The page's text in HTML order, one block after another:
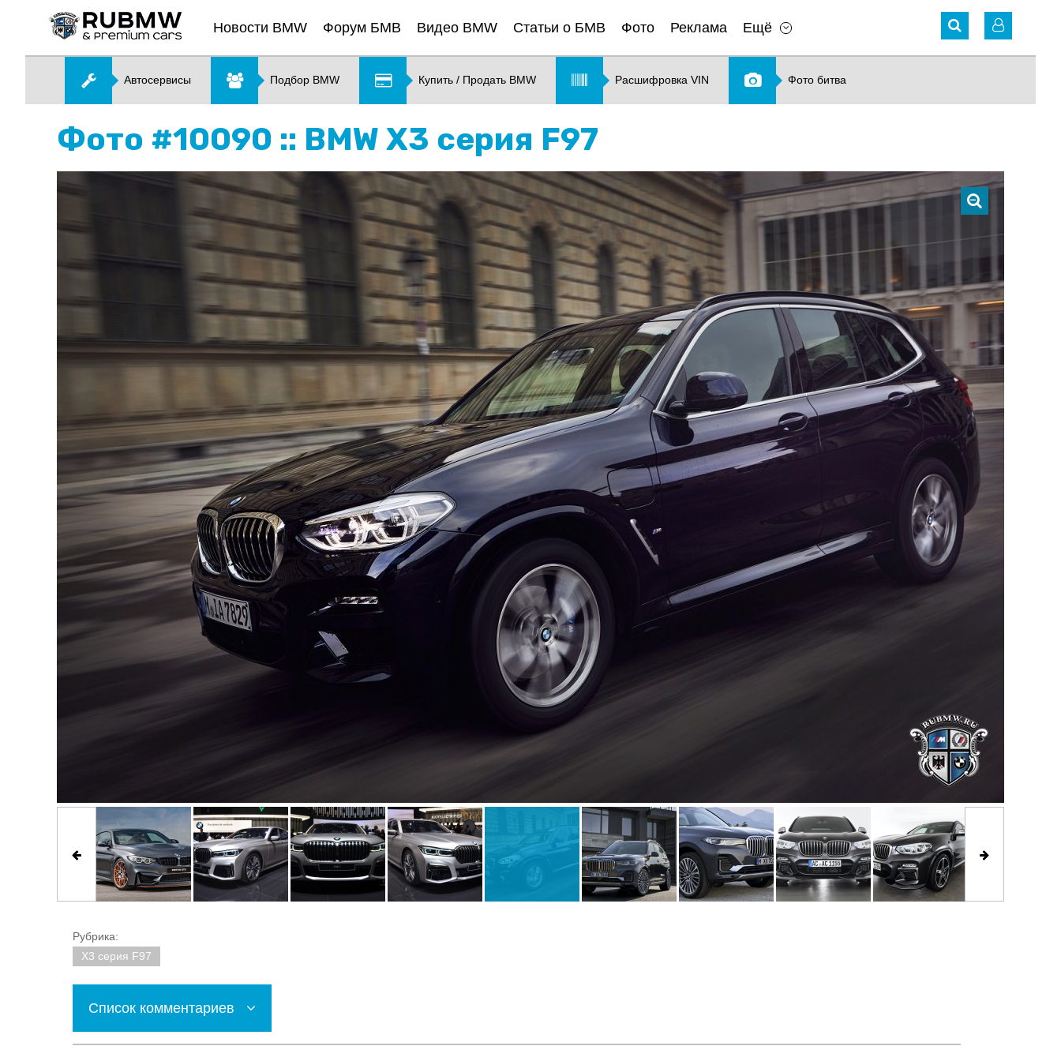
Новости BMW Форум БМВ Видео BMW Статьи о БМВ Фото Реклама Ещё
Автосервисы Подбор BMW Купить / Продать BMW Расшифровка VIN Фото битва
Фото #10090 :: BMW X3 серия F97
Рубрика:
X3 серия F97
Список комментариев